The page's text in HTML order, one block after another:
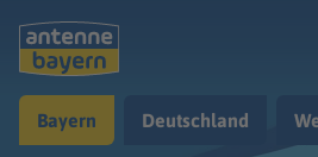
Musik & Radio
Bayern Deutschland